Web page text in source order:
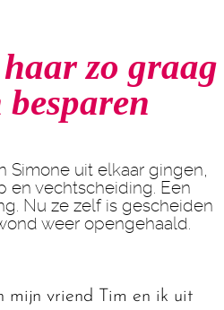
zo graag
Simone uit elkaar gingen,
en vechtscheiding. Een
Nu ze zelf is gescheiden
weer opengehaald.
mijn vriend Tim en ik uit